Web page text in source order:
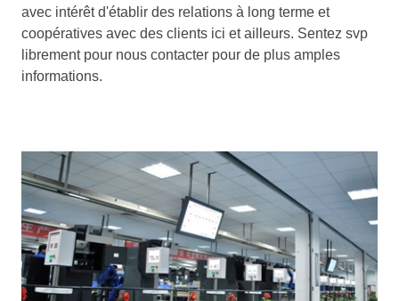
avec intérêt d'établir des relations à long terme et
coopératives avec des clients ici et ailleurs. Sentez svp
librement pour nous contacter pour de plus amples
informations.